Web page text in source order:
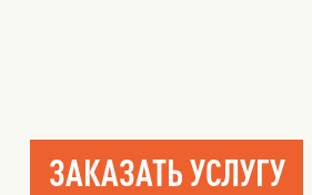
ЗАКАЗАТЬ УСЛУГУ